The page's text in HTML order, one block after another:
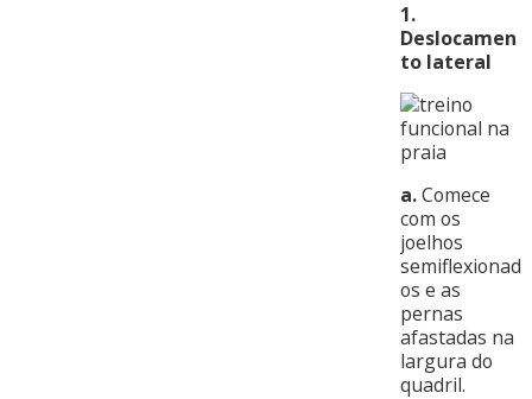
1.
Deslocamen
to lateral
a.Comece
com os
joelhos
semiflexionad
os e as
pernas
afastadas na
largura do
quadril.